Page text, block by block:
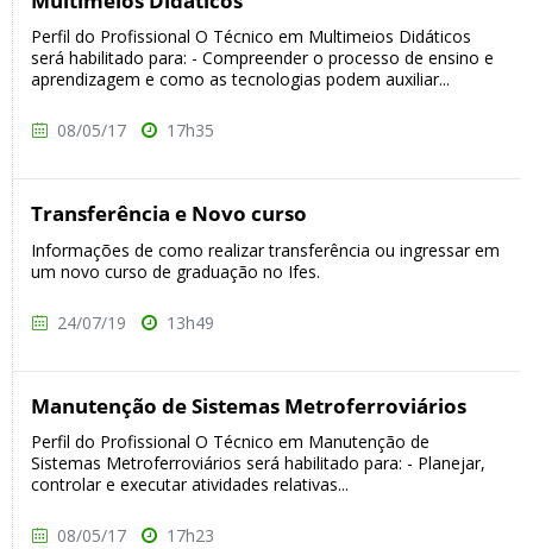
Perfil do Profissional O Técnico em Multimeios Didáticos
será habilitado para: - Compreender o processo de ensino e
aprendizagem e como as tecnologias podem auxiliar...
08/05/17 17h35
Transferência e Novo curso
Informações de como realizar transferência ou ingressar em
um novo curso de graduação no Ifes.
24/07/19 13h49
Manutenção de Sistemas Metroferroviários
Perfil do Profissional O Técnico em Manutenção de
Sistemas Metroferroviários será habilitado para: - Planejar,
controlar e executar atividades relativas...
08/05/17 17h23